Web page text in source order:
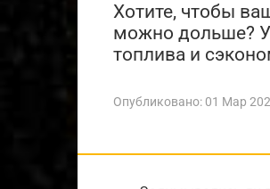
Хотите, чтобы
можно дольше?
топлива и
Опубликовано: 01 Мар